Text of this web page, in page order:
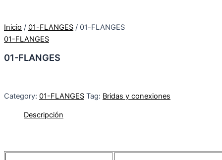
Inicio / 01-FLANGES / 01-FLANGES
01-FLANGES
01-FLANGES
Category: 01-FLANGES Tag: Bridas y conexiones
Descripción